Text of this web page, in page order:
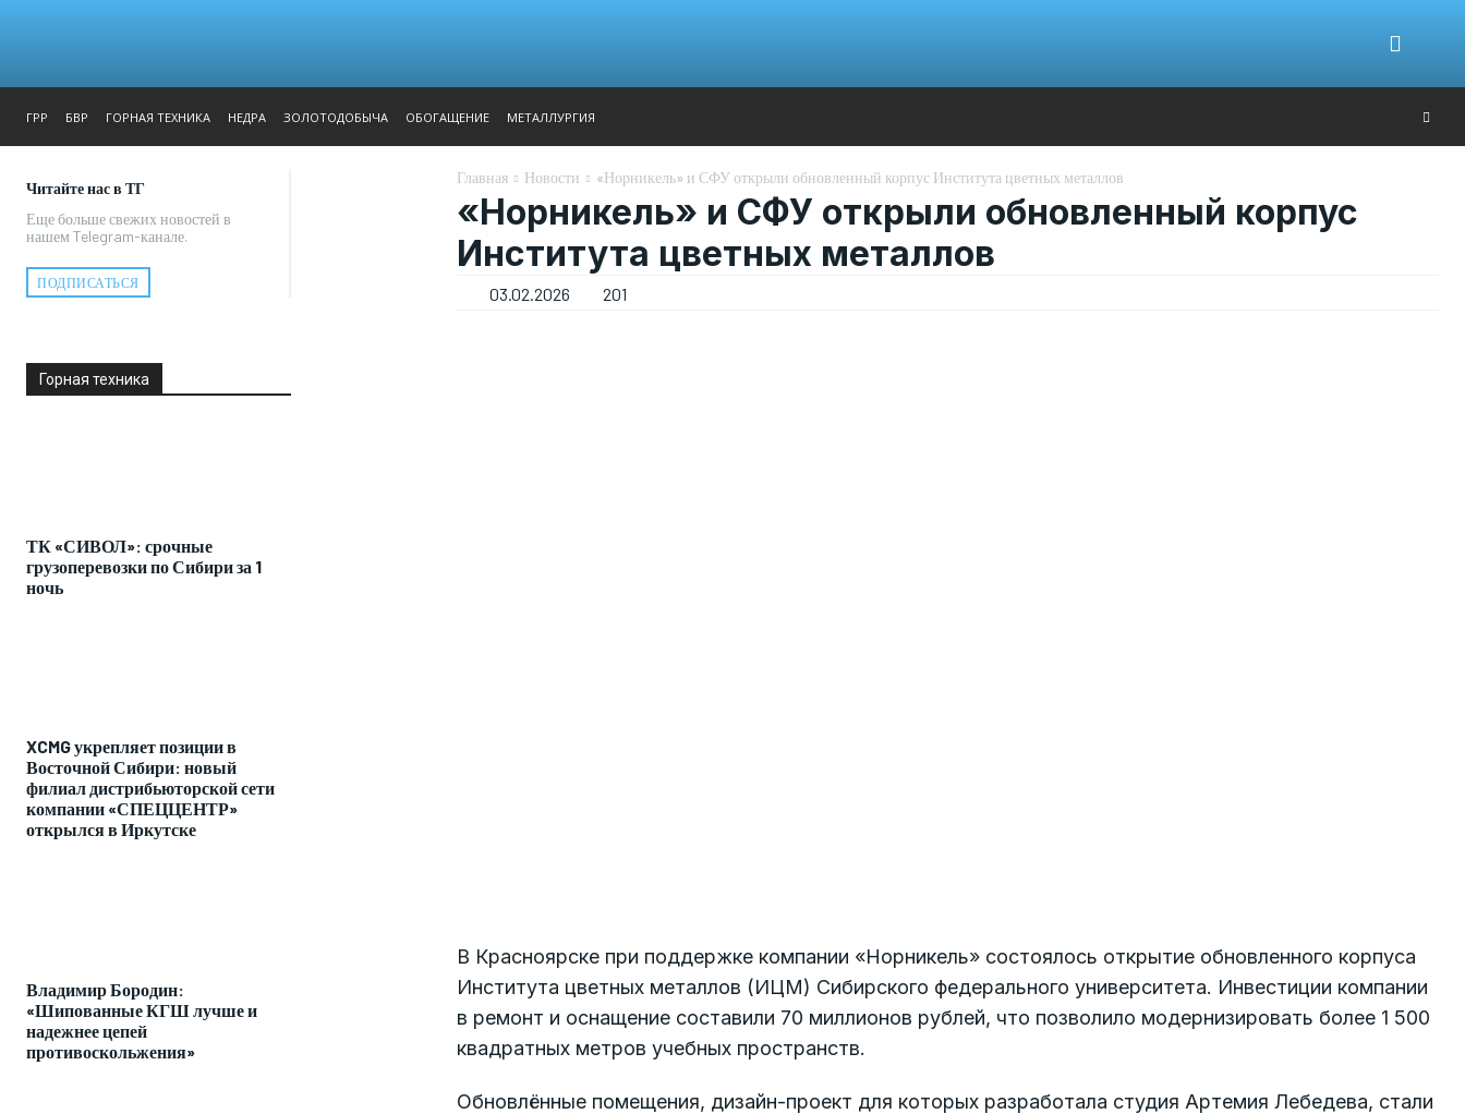
ГРР БВР ГОРНАЯ ТЕХНИКА НЕДРА ЗОЛОТОДОБЫЧА ОБОГАЩЕНИЕ МЕТАЛЛУРГИЯ
Читайте нас в ТГ
Еще больше свежих новостей в
нашем Telegram-канале.
ПОДПИСАТЬСЯ
Горная техника
ТК «СИВОЛ»: срочные
грузоперевозки по Сибири за 1
ночь
XCMG укрепляет позиции в
Восточной Сибири: новый
филиал дистрибьюторской сети
компании «СПЕЦЦЕНТР»
открылся в Иркутске
Владимир Бородин:
«Шипованные КГШ лучше и
надежнее цепей
противоскольжения»
Главная Новости «Норникель» и СФУ открыли обновленный корпус Института цветных металлов
«Норникель» и СФУ открыли обновленный корпус
Института цветных металлов
03.02.2026 201
В Красноярске при поддержке компании «Норникель» состоялось открытие обновленного корпуса
Института цветных металлов (ИЦМ) Сибирского федерального университета. Инвестиции компании
в ремонт и оснащение составили 70 миллионов рублей, что позволило модернизировать более 1 500
квадратных метров учебных пространств.
Обновлённые помещения, дизайн-проект для которых разработала студия Артемия Лебедева, стали